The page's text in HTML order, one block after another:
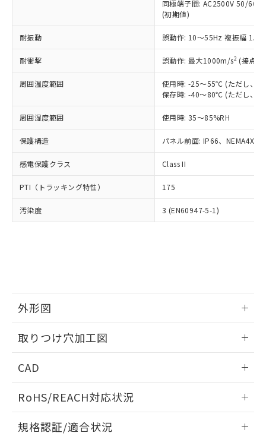
同極端子間: AC2500V 50/
(初期値)
耐振動 誤動作: 10～55Hz 複振幅
耐衝撃 誤動作: 最大1000m/s2 (接点
周囲温度範囲
使用時: -25～55℃ (ただし、氷
保存時: -40～80℃ (ただし、氷
周囲湿度範囲 使用時: 35～85%RH
保護構造 パネル前面: IP66、NEMA4X,
感電保護クラス Class II
PTI（トラッキング特性） 175
汚染度 3 (EN60947-5-1)
外形図
取りつけ穴加工図
CAD
ドすることができます。
RoHS/REACH対応状況
規格認証/適合状況
正式な納期状況および標準価格はお客
様のお取引先、またはお客様担当のオ
ムロン制御機器販売店・当社販売員に
オムロン制御機器販売店や当社販売拠
販売ネットワーク
」をご確認
在庫状況および標準価格結果を当社の
事前の承諾なく第三者に漏洩または開
マイパーツ機能（部品リスト作成サー
ビス）をご利用いただくには、I-Web
メンバーズにご登録されている必要が
あります。
お客様が当ウェブサイト上で当社にご
登録された部品リストについて、当社
および当社の共同利用者が、当社の製
用者の範囲」に記載されている法人を
(PBDE) 1000ppm以下、フタル酸ビス(2-エチルヘキシ
ル) (DEHP)(別名：DOP) 1000ppm以下、フタル酸ブチ
ルベンジル（BBP） 1000ppm以下、フタル酸ジブチル
（DBP） 1000ppm以下、フタル酸ジイソブチル
但し、RoHS指令で産業用監視および制御機器に対する
フタル酸エステル類の４物質については閾値を超える意
図的な使用がないことを確認しています。
※2 対応予定月
部品在庫の切り替え状況などにより、予定
月が前後することがあります。
※3 非含有証明書ダウンロード
※本証明書は発行日時点で非含有を証明す
るもので、過去に遡って非含有を証明する
ものではありません。
物質の対応では、対応完了までの期間は出
荷製品に未対応品が混在することから備考
していることから、特段のことがない限
り、2022年1月12日より割愛しておりま
す。
Cr(Ⅵ)(六価クロム) : 1000ppm、 PBBs(ポリ臭化ビフェ
ニル類) : 1000ppm、 PBDEs(ポリ臭化ジフェニルエーテ
イソブチル) : 1000ppm、 BBP(フタル酸ブチルベンジ
DEHP(フタル酸ビス(2-エチルヘキシル)) : 1000ppm
※2 環境保護使用期限
「ｅ」：有害物質（10物質）のすべてが基
準値以下であることを示します。
「10」：通常の使用状況下において有害物
質が外部に漏えいし、環境に深刻な影響を
及ぼさない年数を意味します。
「－」：未確認です。当社販売部門へお問
い合わせください。
当社は規制貨物を破棄する場合は、完
いよう必要な手段を講じます。
当社は貴社製品を、核兵器、ミサイ
ル、化学兵器、生物兵器またはその他
武器並びにこれらの製造装置等に一切
当社は、貴社製品を第三者に販売する
場合は、上記1、2および3の内容を当
該第三者に通知します。また当社は、
販売先および販売に係わる関係者が違
法に輸出するおそれがある場合は、取
り引きをいたしません。
一定数以上の在庫あり
一定数には満たないが在庫あり
在庫なし(最新の在庫状況につ
いては、お客様のお取引先、ま
たはお客様担当のオムロン制御
機器販売店・当社販売員にご確
白
受注生産機種、また在庫状況の
情報を公開していない機種